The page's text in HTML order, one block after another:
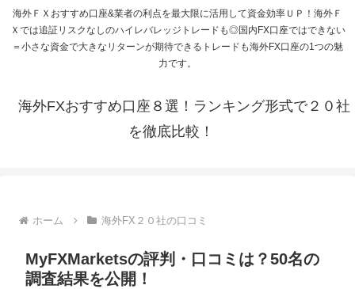
海外ＦＸおすすめ口座&業者の利点を最大限に活用して資金効率ＵＰ！海外Ｆ
Ｘでは追証リスクなしのハイレバレッジトレードも◎国内FX口座ではできない
＝小さな資金で大きなリターンが期待できるトレードも海外FX口座の1つの魅
力です。
海外FXおすすめ口座８選！ランキング形式で２０社
を徹底比較！
ホーム 海外FX２０社の口コミ
MyFXMarketsの評判・口コミは？50名の
調査結果を公開！